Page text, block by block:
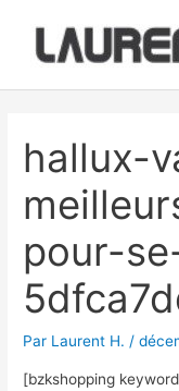
contenu
hallux-
pour-
Par Laurent H. /
[bzkshopping
articles